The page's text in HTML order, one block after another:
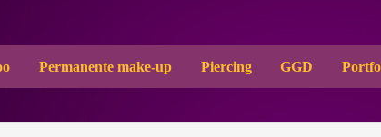
Permanente make-up Piercing GGD